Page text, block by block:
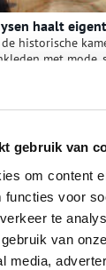
gebruik van
om content
functies voor
te
van
media,
haalt
historische
met mode,
Amsterdamse